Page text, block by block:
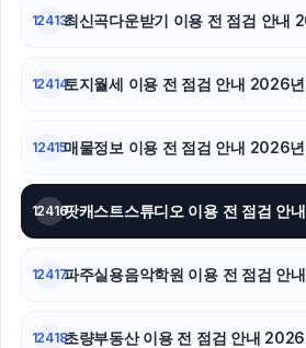
12413최신곡다운받기 이용 전 점검 안
12414토지월세 이용 전 점검 안내 2026
12415매물정보 이용 전 점검 안내 2026
12416
12417파주실용음악학원 이용 전 점검
12418초량부동산 이용 전 점검 안내